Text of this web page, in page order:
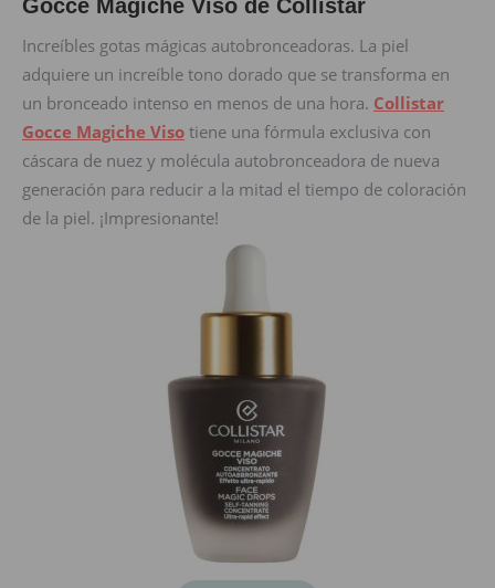
Gocce Magiche Viso de Collistar
Increíbles gotas mágicas autobronceadoras. La piel
adquiere un increíble tono dorado que se transforma en
un bronceado intenso en menos de una hora. Collistar
Gocce Magiche Viso tiene una fórmula exclusiva con
cáscara de nuez y molécula autobronceadora de nueva
generación para reducir a la mitad el tiempo de coloración
de la piel. ¡Impresionante!